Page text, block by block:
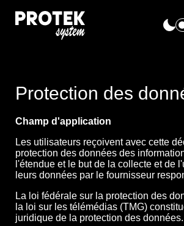
Protection des
Champ d'application
Les utilisateurs reçoivent avec cette
protection des données des
l'étendue et le but de la collecte et de
leurs données par le fournisseur
La loi fédérale sur la protection des
la loi sur les télémédias (TMG)
juridique de la protection des données.